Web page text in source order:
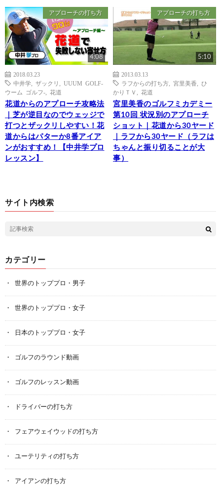
アプローチの打ち方
4:08
2018.03.23
中井学
ザックリ
UUUM GOLF-
ウーム ゴルフ-
花道
花道からのアプローチ攻略法
｜芝が逆目なのでウェッジで
打つとザックリしやすい！花
道からはパターか8番アイア
ンがおすすめ！【中井学プロ
レッスン】
アプローチの打ち方
5:10
2013.03.13
ラフからの打ち方
宮里美香
ひ
かりＴＶ
花道
宮里美香のゴルフミカデミー
第10回 状況別のアプローチ
ショット｜花道から30ヤード
｜ラフから30ヤード（ラフは
ちゃんと振り切ることが大
事）
サイト内検索
カテゴリー
世界のトッププロ・男子
世界のトッププロ・女子
日本のトッププロ・女子
ゴルフのラウンド動画
ゴルフのレッスン動画
ドライバーの打ち方
フェアウェイウッドの打ち方
ユーテリティの打ち方
アイアンの打ち方